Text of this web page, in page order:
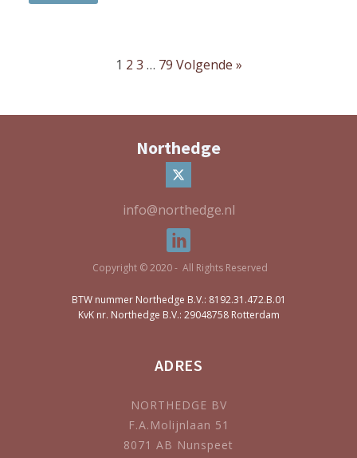
1 2 3 … 79 Volgende »
Northedge
info@northedge.nl
Copyright © 2020 - All Rights Reserved
BTW nummer Northedge B.V.: 8192.31.472.B.01
KvK nr. Northedge B.V.: 29048758 Rotterdam
ADRES
NORTHEDGE BV
F.A.Molijnlaan 51
8071 AB Nunspeet